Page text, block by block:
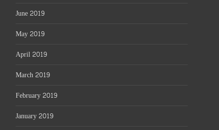
June 2019
May 2019
April 2019
March 2019
February 2019
January 2019